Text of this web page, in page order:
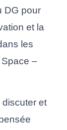
DG pour
et la
les
–
discuter et